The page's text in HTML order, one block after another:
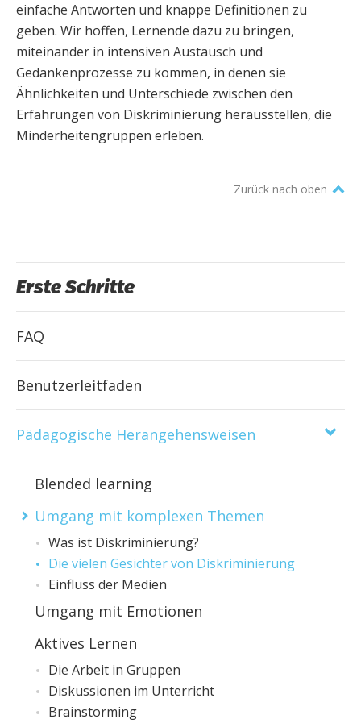
einfache Antworten und knappe Definitionen zu
geben. Wir hoffen, Lernende dazu zu bringen,
miteinander in intensiven Austausch und
Gedankenprozesse zu kommen, in denen sie
Ähnlichkeiten und Unterschiede zwischen den
Erfahrungen von Diskriminierung herausstellen, die
Minderheitengruppen erleben.
Zurück nach oben
Erste Schritte
FAQ
Benutzerleitfaden
Pädagogische Herangehensweisen
Blended learning
Umgang mit komplexen Themen
Was ist Diskriminierung?
Die vielen Gesichter von Diskriminierung
Einfluss der Medien
Umgang mit Emotionen
Aktives Lernen
Die Arbeit in Gruppen
Diskussionen im Unterricht
Brainstorming